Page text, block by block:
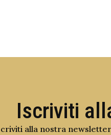
Iscriviti
alla nostra